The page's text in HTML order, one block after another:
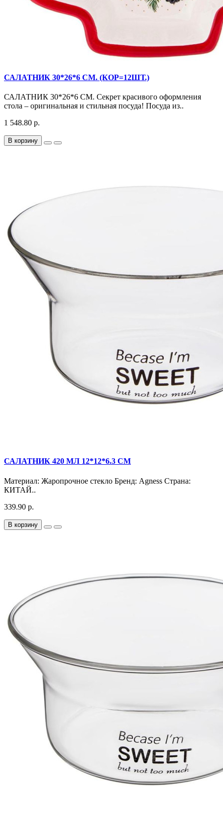
САЛАТНИК 30*26*6 СМ. (КОР=12ШТ.)
САЛАТНИК 30*26*6 СМ. Секрет красивого оформления
стола – оригинальная и стильная посуда! Посуда из..
1 548.80 р.
В корзину
САЛАТНИК 420 МЛ 12*12*6.3 СМ
Материал: Жаропрочное стекло Бренд: Agness Страна:
КИТАЙ..
339.90 р.
В корзину